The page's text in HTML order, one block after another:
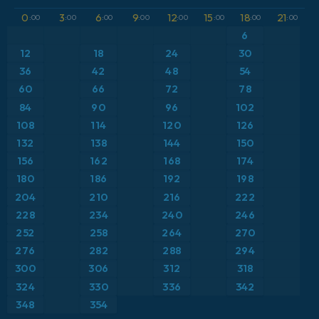
ICON Alemania 2 km
Caribe
Escandinavia
Estados Unidos
Europa
Francia
Grecia
Islandia
Anomalía de temperatura a 850 hPa
Precipitación, nubes y presión
Presión
Temperatura a 2 m
Temperatura a 500 hPa
Temperatura a 850 hPa
Viento a 10 m
0 :00 3:00 6:00 9:00 12:00 15 :00 18:00 21:00
6
12 18 24
30
36
42 48
54
60
66 72
78
84
90 96
102
108
114 120
126
132
138 144 150
156 162 168 174
180 186 192
198
204
210 216
222
228
234 240
246
252
258 264 270
276 282 288 294
300 306 312
318
324
330 336
342
348
354